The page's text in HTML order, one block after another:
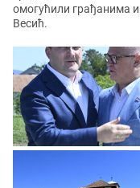
омогућили грађанима и
Весић.